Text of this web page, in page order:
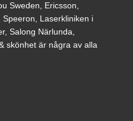
Sweden, Ericsson,
Laserkliniken i
Salong Närlunda,
skönhet är några av alla